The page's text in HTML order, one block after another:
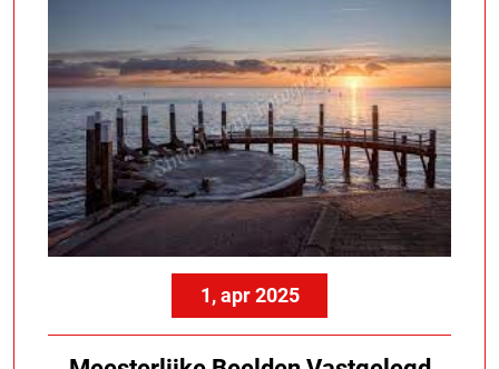
1, apr 2025